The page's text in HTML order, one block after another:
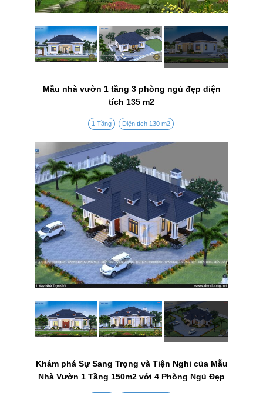
Mẫu nhà vườn 1 tầng 3 phòng ngủ đẹp diện
tích 135 m2
1 Tầng Diện tích 130 m2
Khám phá Sự Sang Trọng và Tiện Nghi của Mẫu
Nhà Vườn 1 Tầng 150m2 với 4 Phòng Ngủ Đẹp